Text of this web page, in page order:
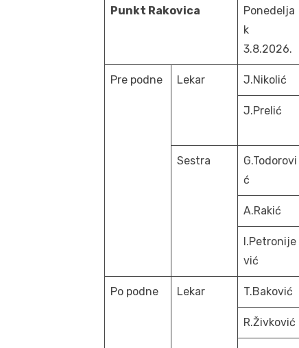
Punkt Rakovica
Ponedelja
k
3.8.2026.
Pre podne Lekar J.Nikolić
J.Prelić
Sestra
G.Todorovi
ć
A.Rakić
I.Petronije
vić
Po podne Lekar T.Baković
R.Živković